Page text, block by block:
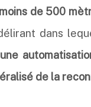
de 500
dans
de la